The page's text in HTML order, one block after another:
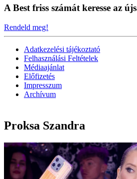
A Best friss számát keresse az
Rendeld meg!
Adatkezelési tájékoztató
Felhasználási Feltételek
Médiaajánlat
Előfizetés
Impresszum
Archívum
Proksa Szandra